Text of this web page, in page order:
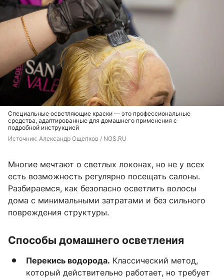
Специальные осветляющие краски — это профессиональные
средства, адаптированные для домашнего применения с
подробной инструкцией
Источник: Александр Ощепков / NGS.RU
Многие мечтают о светлых локонах, но не у всех
есть возможность регулярно посещать салоны.
Разбираемся, как безопасно осветлить волосы
дома с минимальными затратами и без сильного
повреждения структуры.
Способы домашнего осветления
Перекись водорода. Классический метод,
который действительно работает, но требует